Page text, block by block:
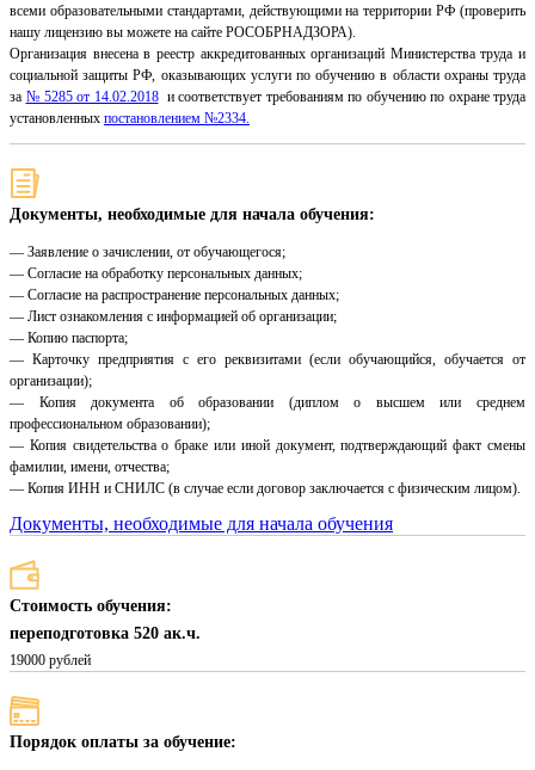
всеми образовательными стандартами, действующими на территории РФ (проверить
нашу лицензию вы можете на сайте РОСОБРНАДЗОРА).
Организация внесена в реестр аккредитованных организаций Министерства труда и
социальной защиты РФ, оказывающих услуги по обучению в области охраны труда
за № 5285 от 14.02.2018и соответствует требованиям по обучению по охране труда
установленных постановлением №2334.
Документы, необходимые для начала обучения:
— Заявление о зачислении, от обучающегося;
— Согласие на обработку персональных данных;
— Согласие на распространение персональных данных;
— Лист ознакомления с информацией об организации;
— Копию паспорта;
— Карточку предприятия с его реквизитами (если обучающийся, обучается от
организации);
— Копия документа об образовании (диплом о высшем или среднем
профессиональном образовании);
— Копия свидетельства о браке или иной документ, подтверждающий факт смены
фамилии, имени, отчества;
— Копия ИНН и СНИЛС (в случае если договор заключается с физическим лицом).
Документы, необходимые для начала обучения
Стоимость обучения:
переподготовка 520 ак.ч.
19000 рублей
Порядок оплаты за обучение: